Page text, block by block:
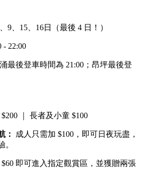
9、15、16日（最後 4 日！）
- 22:00
最後登車時間為 21:00；昂坪最後登
$200 ｜ 長者及小童 $100
：
成人只需加 $100，即可日夜玩盡，
。
$60 即可進入指定觀賞區，並獲贈兩張